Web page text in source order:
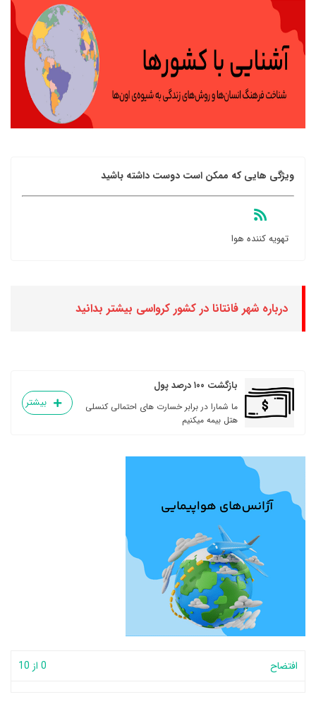
ویژگی هایی که ممکن است دوست داشته باشید
تهویه کننده هوا
درباره شهر فانتانا در کشور کرواسی بیشتر بدانید
بازگشت ۱۰۰ درصد پول
ما شمارا در برابر خسارت های احتمالی کنسلی
هتل بیمه میکنیم
بیشتر
افتضاح 0 از 10